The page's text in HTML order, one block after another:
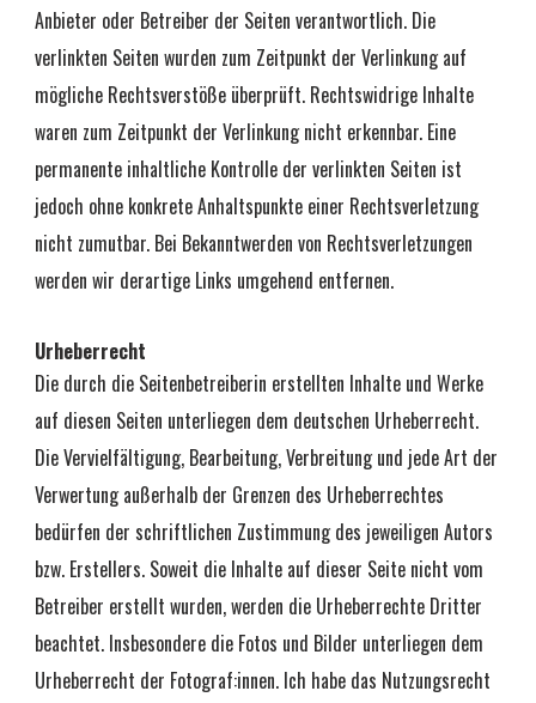
Anbieter oder Betreiber der Seiten verantwortlich. Die
verlinkten Seiten wurden zum Zeitpunkt der Verlinkung auf
mögliche Rechtsverstöße überprüft. Rechtswidrige Inhalte
waren zum Zeitpunkt der Verlinkung nicht erkennbar. Eine
permanente inhaltliche Kontrolle der verlinkten Seiten ist
jedoch ohne konkrete Anhaltspunkte einer Rechtsverletzung
nicht zumutbar. Bei Bekanntwerden von Rechtsverletzungen
werden wir derartige Links umgehend entfernen.
Urheberrecht
Die durch die Seitenbetreiberin erstellten Inhalte und Werke
auf diesen Seiten unterliegen dem deutschen Urheberrecht.
Die Vervielfältigung, Bearbeitung, Verbreitung und jede Art der
Verwertung außerhalb der Grenzen des Urheberrechtes
bedürfen der schriftlichen Zustimmung des jeweiligen Autors
bzw. Erstellers. Soweit die Inhalte auf dieser Seite nicht vom
Betreiber erstellt wurden, werden die Urheberrechte Dritter
beachtet. Insbesondere die Fotos und Bilder unterliegen dem
Urheberrecht der Fotograf:innen. Ich habe das Nutzungsrecht